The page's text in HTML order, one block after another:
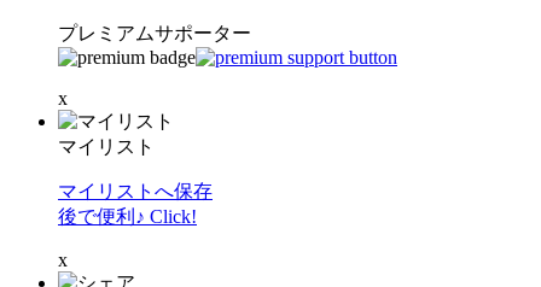
プレミアムサポーター
x
マイリスト
マイリストへ保存
後で便利♪ Click!
x